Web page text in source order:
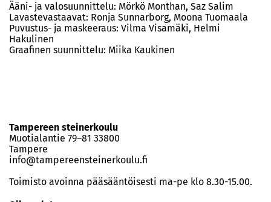
Ääni- ja valosuunnittelu: Mörkö Monthan, Saz Salim
Lavastevastaavat: Ronja Sunnarborg, Moona Tuomaala
Puvustus- ja maskeeraus: Vilma Visamäki, Helmi
Hakulinen
Graafinen suunnittelu: Miika Kaukinen
Tampereen steinerkoulu
Muotialantie 79–81 33800
Tampere
info@tampereensteinerkoulu.fi
Toimisto avoinna pääsääntöisesti ma-pe klo 8.30-15.00.